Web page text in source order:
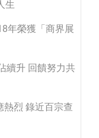
生
年榮獲「商界展
續升 回饋努力共
熱烈 錄近百宗查